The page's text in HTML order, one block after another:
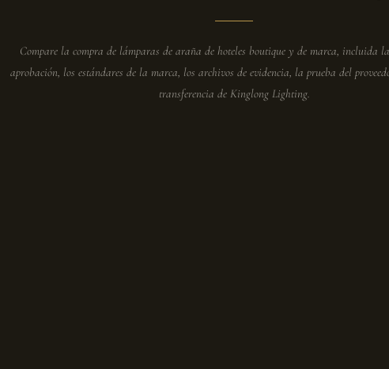
Compare la compra de lámparas de araña de hoteles boutique y de marca, incluida
aprobación, los estándares de la marca, los archivos de evidencia, la prueba del
transferencia de Kinglong Lighting.